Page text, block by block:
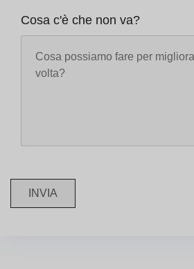
Cosa c'è che non va?
INVIA